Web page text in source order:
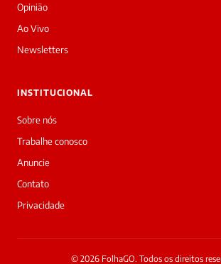
Opinião
Ao Vivo
Newsletters
INSTITUCIONAL
Sobre nós
Trabalhe conosco
Anuncie
Contato
Privacidade
© 2026 FolhaGO. Todos os direitos